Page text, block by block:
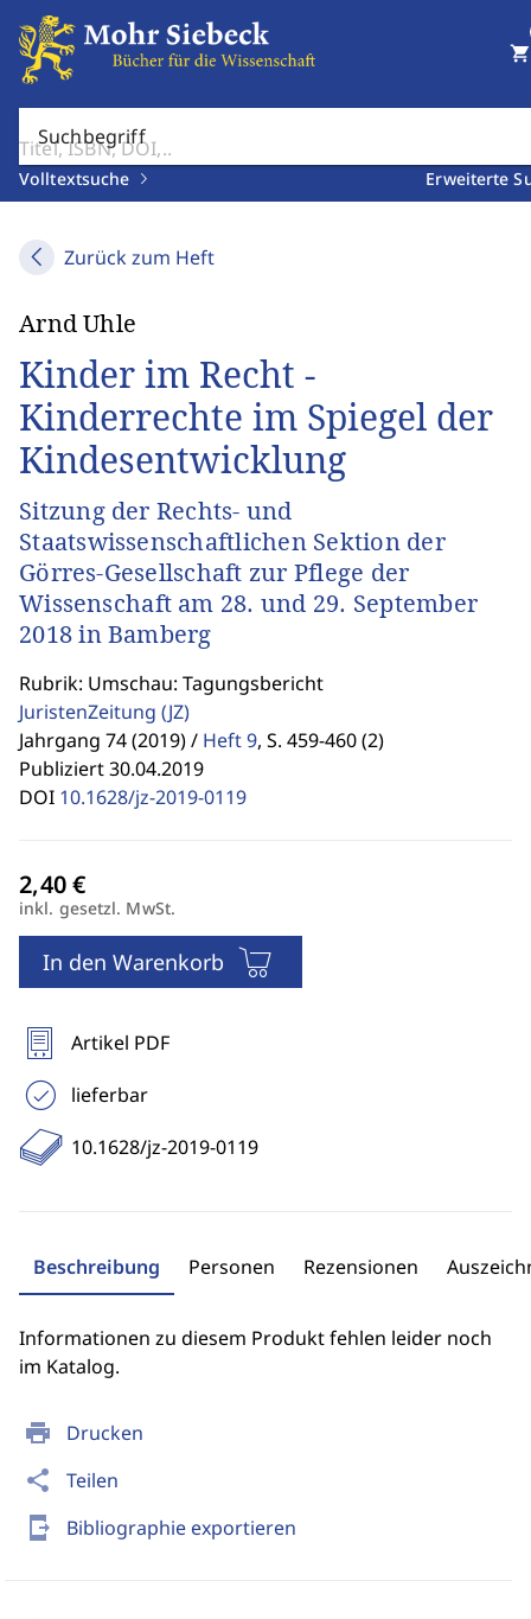
Suchbegriff
Volltextsuche Erweiterte
shopping_cart
Zurück zum Heft
print Drucken
share Teilen
send_to_mobile Bibliographie exportieren
Arnd Uhle
Kinder im Recht -
Kinderrechte im Spiegel der
Kindesentwicklung
Sitzung der Rechts- und
Staatswissenschaftlichen Sektion der
Görres-Gesellschaft zur Pflege der
Wissenschaft am 28. und 29. September
2018 in Bamberg
Rubrik: Umschau: Tagungsbericht
JuristenZeitung (JZ)
Jahrgang 74 (2019) / Heft 9, S. 459-460 (2)
Publiziert 30.04.2019
DOI 10.1628/jz-2019-0119
inkl. gesetzl. MwSt.
In den Warenkorb
Artikel PDF
lieferbar
10.1628/jz-2019-0119
Beschreibung Personen Rezensionen
Informationen zu diesem Produkt fehlen leider noch
im Katalog.